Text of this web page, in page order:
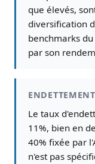
que élevés,
diversification
benchmarks
par son
ENDETTEMENT
Le taux
11%, bien en
40% fixée par
n'est pas